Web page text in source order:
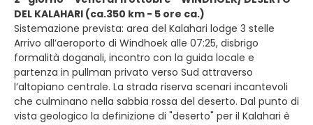
DEL KALAHARI (ca.350 km - 5 ore ca.)
Sistemazione prevista: area del Kalahari lodge 3 stelle
Arrivo all’aeroporto di Windhoek alle 07:25, disbrigo
formalità doganali, incontro con la guida locale e
partenza in pullman privato verso Sud attraverso
l’altopiano centrale. La strada riserva scenari incantevoli
che culminano nella sabbia rossa del deserto. Dal punto di
vista geologico la definizione di "deserto" per il Kalahari è